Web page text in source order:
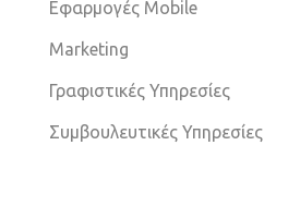
Εφαρμογές Mobile
Marketing
Γραφιστικές Υπηρεσίες
Συμβουλευτικές Υπηρεσίες